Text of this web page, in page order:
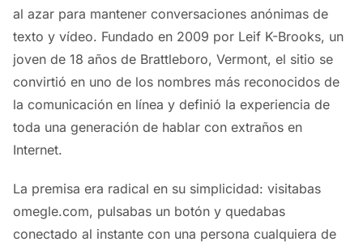
al azar para mantener conversaciones anónimas de
texto y vídeo. Fundado en 2009 por Leif K-Brooks, un
joven de 18 años de Brattleboro, Vermont, el sitio se
convirtió en uno de los nombres más reconocidos de
la comunicación en línea y definió la experiencia de
toda una generación de hablar con extraños en
Internet.
La premisa era radical en su simplicidad: visitabas
omegle.com, pulsabas un botón y quedabas
conectado al instante con una persona cualquiera de